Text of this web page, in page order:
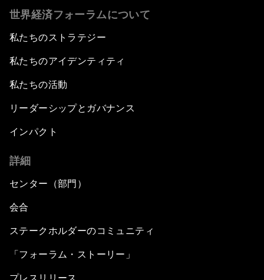
世界経済フォーラムについて
私たちのストラテジー
私たちのアイデンティティ
私たちの活動
リーダーシップとガバナンス
インパクト
詳細
センター（部門）
会合
ステークホルダーのコミュニティ
「フォーラム・ストーリー」